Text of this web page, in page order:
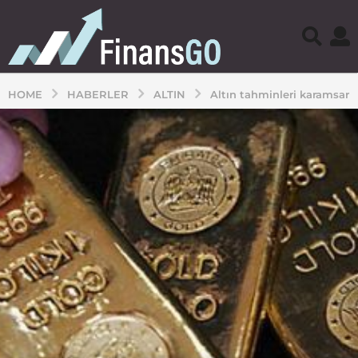
HOME HABERLER ALTIN Altın tahminleri karamsar